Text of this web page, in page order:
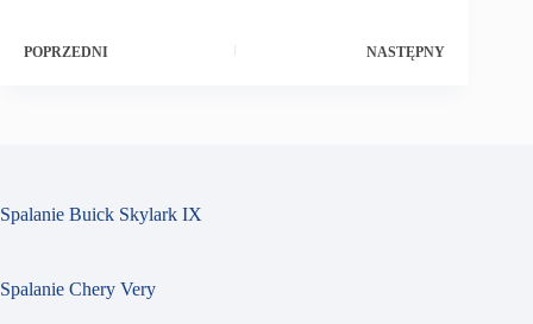
POPRZEDNI NASTĘPNY
Spalanie Buick Skylark IX
Spalanie Chery Very